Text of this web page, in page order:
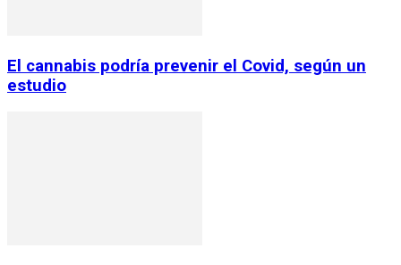
El cannabis podría prevenir el Covid, según un
estudio